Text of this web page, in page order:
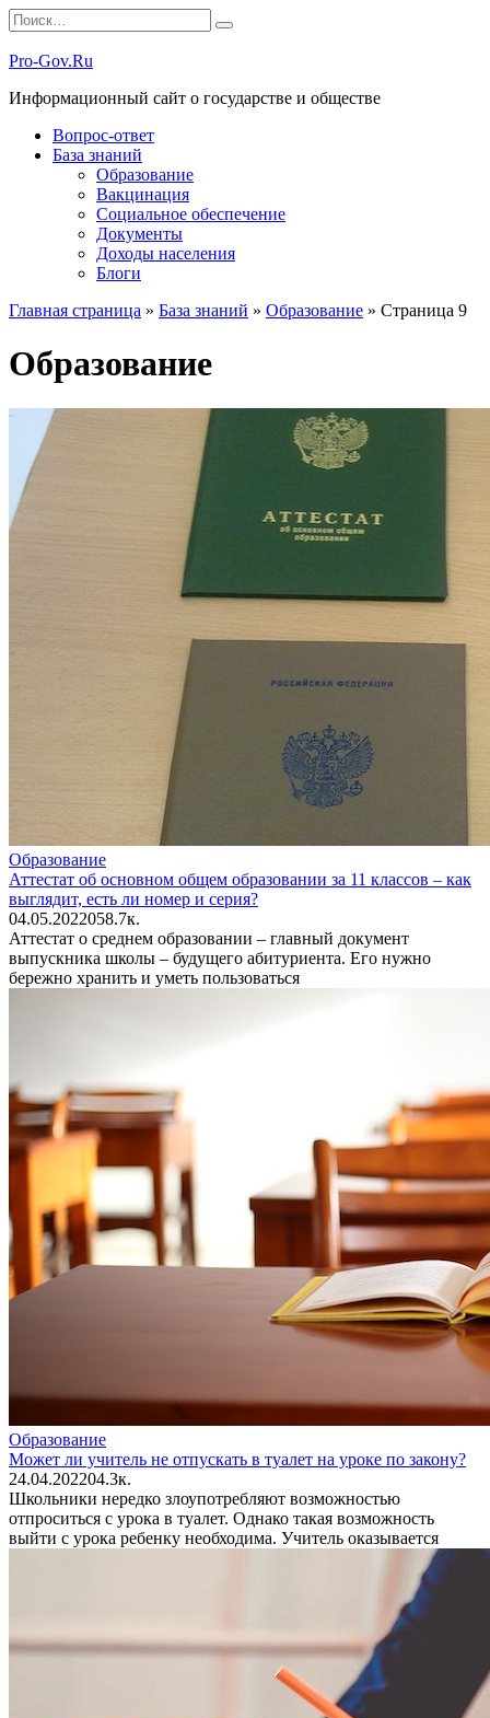
Перейти
к
содержанию
Search
for:
Pro-Gov.Ru
Информационный сайт о государстве и обществе
Вопрос-ответ
База знаний
Образование
Вакцинация
Социальное обеспечение
Документы
Доходы населения
Блоги
Главная страница » База знаний » Образование » Страница 9
Образование
Образование
Аттестат об основном общем образовании за 11 классов – как
выглядит, есть ли номер и серия?
04.05.2022058.7к.
Аттестат о среднем образовании – главный документ
выпускника школы – будущего абитуриента. Его нужно
бережно хранить и уметь пользоваться
Образование
Может ли учитель не отпускать в туалет на уроке по закону?
24.04.202204.3к.
Школьники нередко злоупотребляют возможностью
отпроситься с урока в туалет. Однако такая возможность
выйти с урока ребенку необходима. Учитель оказывается